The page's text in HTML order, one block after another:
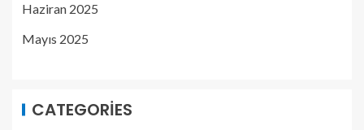
Haziran 2025
Mayıs 2025
CATEGORIES